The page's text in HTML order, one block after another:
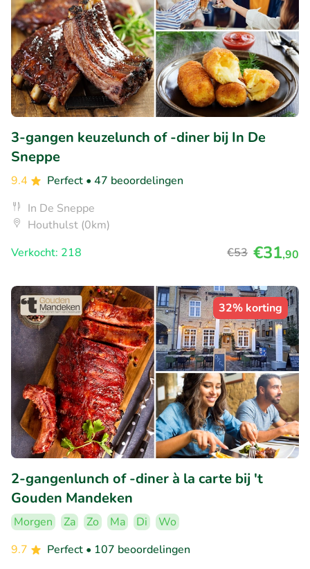
3-gangen keuzelunch of -diner bij In De
Sneppe
9.4 Perfect • 47 beoordelingen
In De Sneppe
Houthulst (0km)
Verkocht: 218
€53 €31,90
32% korting
2-gangenlunch of -diner à la carte bij 't
Gouden Mandeken
Morgen Za Zo Ma Di
Wo
9.7
Perfect • 107 beoordelingen